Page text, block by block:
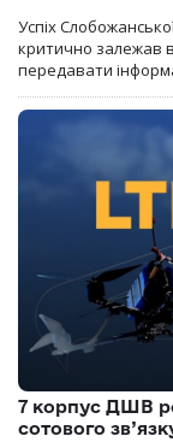
Успіх
критично залежав
передавати
7 корпус ДШВ
сотового